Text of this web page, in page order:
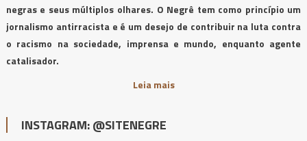
negras e seus múltiplos olhares. O Negrê tem como princípio um
jornalismo antirracista e é um desejo de contribuir na luta contra
o racismo na sociedade, imprensa e mundo, enquanto agente
catalisador.
Leia mais
INSTAGRAM: @SITENEGRE